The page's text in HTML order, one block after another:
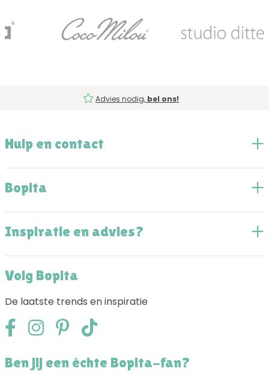
Advies nodig, bel ons!
Hulp en contact
Bopita
Inspiratie en advies?
Volg Bopita
De laatste trends en inspiratie
Ben jij een échte Bopita-fan?